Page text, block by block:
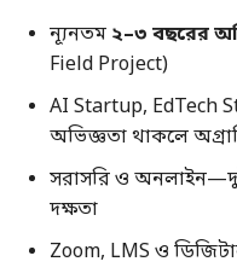
ন্যূনতম ২–৩ বছরের
Field Project)
AI Startup, EdTech
অভিজ্ঞতা থাকলে
সরাসরি ও
দক্ষতা
Zoom, LMS ও